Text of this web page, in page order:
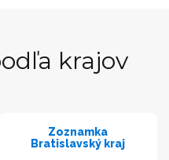
krajov
Zoznamka
Bratislavský kraj